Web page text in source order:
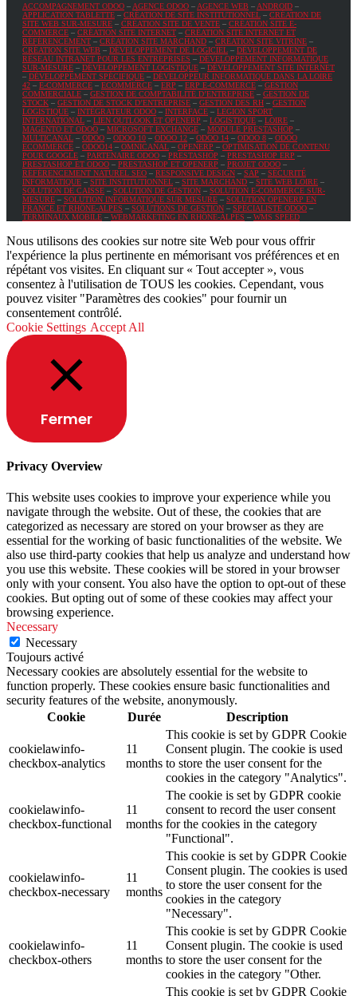
ACCOMPAGNEMENT ODOO – AGENCE ODOO – AGENCE WEB – ANDROID –
APPLICATION TABLETTE – CRÉATION DE SITE INSTITUTIONNEL – CRÉATION DE
SITE WEB SUR-MESURE – CRÉATION SITE DE VENTE – CRÉATION SITE E-
COMMERCE – CRÉATION SITE INTERNET – CRÉATION SITE INTERNET ET
RÉFÉRENCEMENT – CRÉATION SITE MARCHAND – CRÉATION SITE VITRINE –
CRÉATION SITE WEB – DÉVELOPPEMENT DE LOGICIEL – DÉVELOPPEMENT DE
RÉSEAU INTRANET POUR LES ENTREPRISES – DÉVELOPPEMENT INFORMATIQUE
SUR-MESURE – DÉVELOPPEMENT LOGISTIQUE – DÉVELOPPEMENT SITE INTERNET
– DÉVELOPPEMENT SPÉCIFIQUE – DÉVELOPPEUR INFORMATIQUE DANS LA LOIRE
42 – E-COMMERCE – ECOMMERCE – ERP – ERP E-COMMERCE – GESTION
COMMERCIALE – GESTION DE COMPTABILITÉ D’ENTREPRISE – GESTION DE
STOCK – GESTION DE STOCK D’ENTREPRISE – GESTION DES RH – GESTION
LOGISTIQUE – INTÉGRATEUR ODOO – INTERFACE – LEGION SPORT
INTERNATIONAL – LIEN OUTLOOK ET OPENERP – LOGISTIQUE – LOIRE –
MAGENTO ET ODOO – MICROSOFT EXCHANGE – MODULE PRESTASHOP –
MULTICANAL – ODOO – ODOO 10 – ODOO 12 – ODOO 14 – ODOO 8 – ODOO
ECOMMERCE – ODOO14 – OMNICANAL – OPENERP – OPTIMISATION DE CONTENU
POUR GOOGLE – PARTENAIRE ODOO – PRESTASHOP – PRESTASHOP ERP –
PRESTASHOP ET ODOO – PRESTASHOP ET OPENERP – PROJET ODOO –
RÉFÉRENCEMENT NATUREL SEO – RESPONSIVE DESIGN – SAP – SÉCURITÉ
INFORMATIQUE – SITE INSTITUTIONNEL – SITE MARCHAND – SITE WEB LOIRE –
SOLUTION DE CAISSE – SOLUTION DE GESTION – SOLUTION E-COMMERCE SUR-
MESURE – SOLUTION INFORMATIQUE SUR MESURE – SOLUTION OPENERP EN
FRANCE ET RHÔNE-ALPES – SOLUTIONS DE GESTION – SPÉCIALISTE ODOO –
TERMINAUX MOBILE – WEBMARKETING EN RHÔNE-ALPES – WMS SPEED
Nous utilisons des cookies sur notre site Web pour vous offrir
l'expérience la plus pertinente en mémorisant vos préférences et en
répétant vos visites. En cliquant sur « Tout accepter », vous
consentez à l'utilisation de TOUS les cookies. Cependant, vous
pouvez visiter "Paramètres des cookies" pour fournir un
consentement contrôlé.
Cookie Settings Accept All
Fermer
Privacy Overview
This website uses cookies to improve your experience while you
navigate through the website. Out of these, the cookies that are
categorized as necessary are stored on your browser as they are
essential for the working of basic functionalities of the website. We
also use third-party cookies that help us analyze and understand how
you use this website. These cookies will be stored in your browser
only with your consent. You also have the option to opt-out of these
cookies. But opting out of some of these cookies may affect your
browsing experience.
Necessary
Necessary
Toujours activé
Necessary cookies are absolutely essential for the website to
function properly. These cookies ensure basic functionalities and
security features of the website, anonymously.
Cookie
Durée Description
cookielawinfo-
checkbox-analytics
11
months
This cookie is set by GDPR Cookie
Consent plugin. The cookie is used
to store the user consent for the
cookies in the category "Analytics".
cookielawinfo-
checkbox-functional
11
months
The cookie is set by GDPR cookie
consent to record the user consent
for the cookies in the category
"Functional".
cookielawinfo-
checkbox-necessary
11
months
This cookie is set by GDPR Cookie
Consent plugin. The cookies is used
to store the user consent for the
cookies in the category
"Necessary".
cookielawinfo-
checkbox-others
11
months
This cookie is set by GDPR Cookie
Consent plugin. The cookie is used
to store the user consent for the
cookies in the category "Other.
This cookie is set by GDPR Cookie